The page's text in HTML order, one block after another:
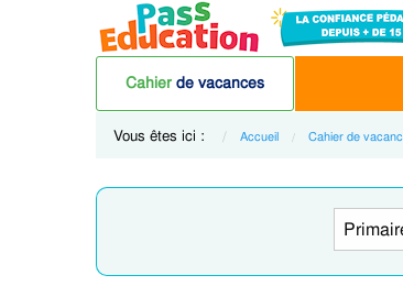
Cahier de vacances
Vous êtes ici : Accueil Cahier de